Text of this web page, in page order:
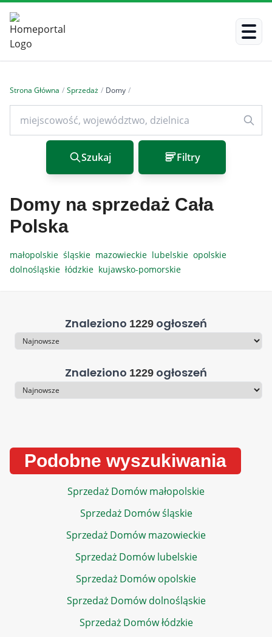
Strona Główna / Sprzedaż / Domy /
Szukaj Filtry
Domy na sprzedaż Cała
Polska
małopolskie śląskie mazowieckie lubelskie opolskie
dolnośląskie łódzkie kujawsko-pomorskie
Znaleziono 1229 ogłoszeń
Sortowanie
Znaleziono 1229 ogłoszeń
Sortowanie
Podobne wyszukiwania
Sprzedaż Domów małopolskie
Sprzedaż Domów śląskie
Sprzedaż Domów mazowieckie
Sprzedaż Domów lubelskie
Sprzedaż Domów opolskie
Sprzedaż Domów dolnośląskie
Sprzedaż Domów łódzkie